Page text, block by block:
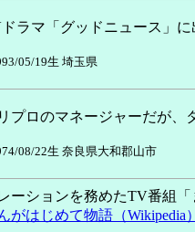
ラマ「グッドニュース」
05/19生 埼玉県
プロのマネージャーだが、
08/22生 奈良県大和郡山市
ーションを務めたTV番組
がはじめて物語（Wikipedia）